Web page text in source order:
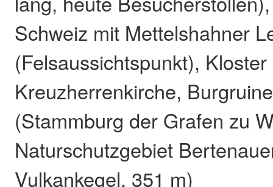
Schweiz mit Mettelshahner
(Felsaussichtspunkt),
Kreuzherrenkirche,
(Stammburg der Grafen zu
Naturschutzgebiet
Vulkankegel, 351 m)